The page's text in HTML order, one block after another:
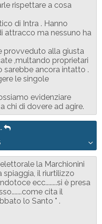
rispettare a cosa
di Intra . Hanno
attracco ma nessuno ha
provveduto alla giusta
,multando proprietari
sarebbe ancora intatto .
le singole
evidenziare
chi di dovere ad agire.
la Marchionini
spiaggia, il riurtilizzo
ecc........si è presa
cita il
lo Santo " .